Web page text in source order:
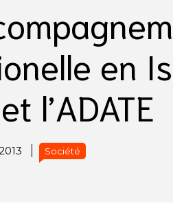
en
l’ADATE
Société